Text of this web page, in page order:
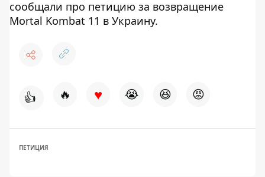
сообщали про петицию за возвращение
Mortal Kombat 11 в Украину.
👍 🔥 ♥ 😭 😆 😡
ПЕТИЦИЯ